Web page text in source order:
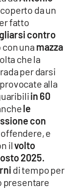
coperto da un
fatto
contro
una mazza
che la
per darsi
provocate alla
in 60
le
con
e
ilvolto
2025.
di tempo per
presentare